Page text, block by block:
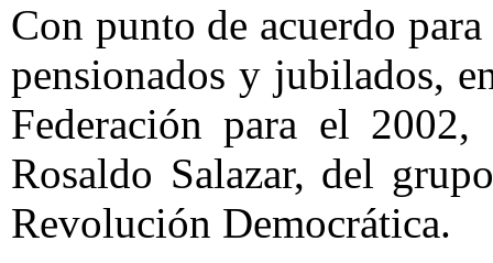
Con punto de acuerdo
pensionados y jubilados,
Federación para el
Rosaldo Salazar, del
Revolución Democrática.